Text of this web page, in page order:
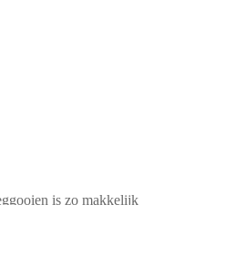
is zo makkelijk